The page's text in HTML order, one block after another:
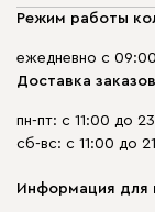
Режим работы
ежедневно с
Доставка заказов
пн-пт: с 11:00 до
сб-вс: с 11:00 до
Информация для